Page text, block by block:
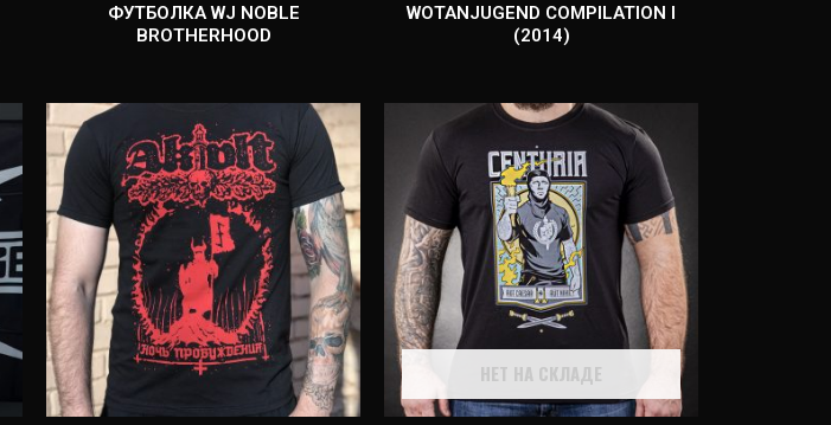
ФУТБОЛКА WJ NOBLE
BROTHERHOOD
WOTANJUGEND COMPILATION I
(2014)
НЕТ НА СКЛАДЕ